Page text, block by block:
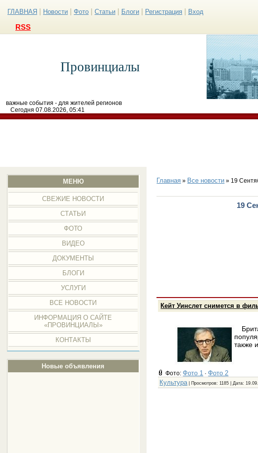
ГЛАВНАЯ Новости Фото Статьи Блоги Регистрация Вход
RSS
Провинциалы
важные события - для жителей регионов
Сегодня 07.08.2026, 05:41
МЕНЮ
СВЕЖИЕ НОВОСТИ
СТАТЬИ
ФОТО
ВИДЕО
ДОКУМЕНТЫ
БЛОГИ
УСЛУГИ
ВСЕ НОВОСТИ
ИНФОРМАЦИЯ О САЙТЕ
«ПРОВИНЦИАЛЫ»
КОНТАКТЫ
Новые объявления
Главная » Все новости » 19
19
Кейт Уинслет снимется в
также
Фото:Фото 1 ·Фото 2
Культура | Просмотров: 1185 | Дата: